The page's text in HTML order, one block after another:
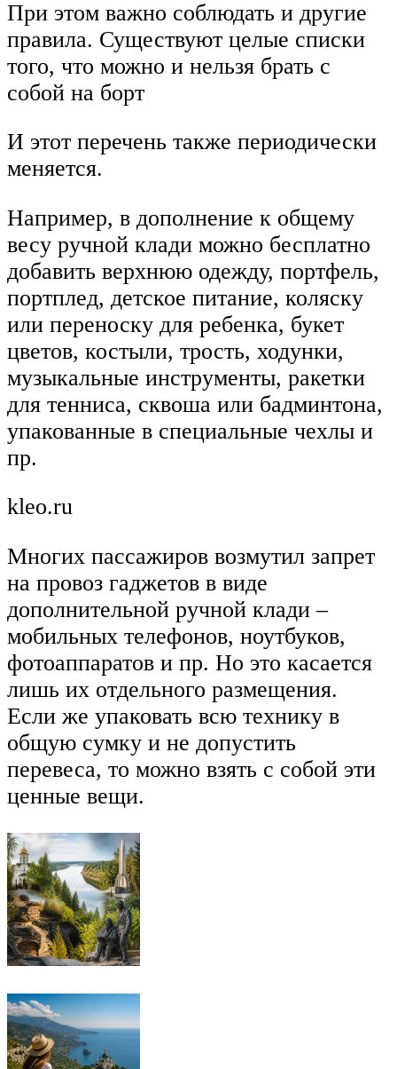
При этом важно соблюдать и другие
правила. Существуют целые списки
того, что можно и нельзя брать с
собой на борт
И этот перечень также периодически
меняется.
Например, в дополнение к общему
весу ручной клади можно бесплатно
добавить верхнюю одежду, портфель,
портплед, детское питание, коляску
или переноску для ребенка, букет
цветов, костыли, трость, ходунки,
музыкальные инструменты, ракетки
для тенниса, сквоша или бадминтона,
упакованные в специальные чехлы и
пр.
kleo.ru
Многих пассажиров возмутил запрет
на провоз гаджетов в виде
дополнительной ручной клади –
мобильных телефонов, ноутбуков,
фотоаппаратов и пр. Но это касается
лишь их отдельного размещения.
Если же упаковать всю технику в
общую сумку и не допустить
перевеса, то можно взять с собой эти
ценные вещи.